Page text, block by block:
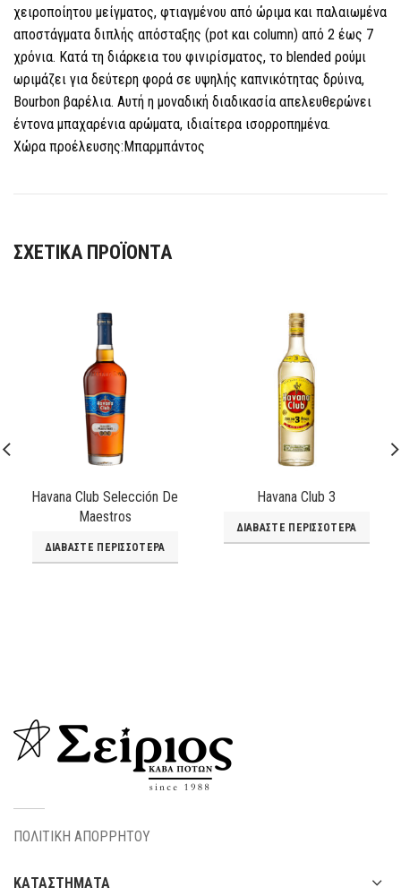
χειροποίητου μείγματος, φτιαγμένου από ώριμα και παλαιωμένα
αποστάγματα διπλής απόσταξης (pot και column) από 2 έως 7
χρόνια. Κατά τη διάρκεια του φινιρίσματος, το blended ρούμι
ωριμάζει για δεύτερη φορά σε υψηλής καπνικότητας δρύινα,
Bourbon βαρέλια. Αυτή η μοναδική διαδικασία απελευθερώνει
έντονα μπαχαρένια αρώματα, ιδιαίτερα ισορροπημένα.
Χώρα προέλευσης:Μπαρμπάντος
ΣΧΕΤΙΚΆ ΠΡΟΪΌΝΤΑ
Havana Club Selección De
Maestros
ΔΙΑΒΆΣΤΕ ΠΕΡΙΣΣΌΤΕΡΑ
Havana Club 3
ΔΙΑΒΆΣΤΕ ΠΕΡΙΣΣΌΤΕΡΑ
ΠΟΛΙΤΙΚΗ ΑΠΟΡΡΗΤΟΥ
ΚΑΤΑΣΤΗΜΑΤΑ